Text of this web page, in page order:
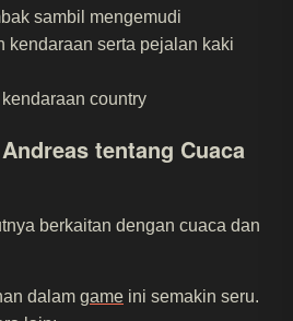
sambil mengemudi
kendaraan serta pejalan kaki
country
tentang Cuaca
berkaitan dengan cuaca dan
dalam game ini semakin seru.